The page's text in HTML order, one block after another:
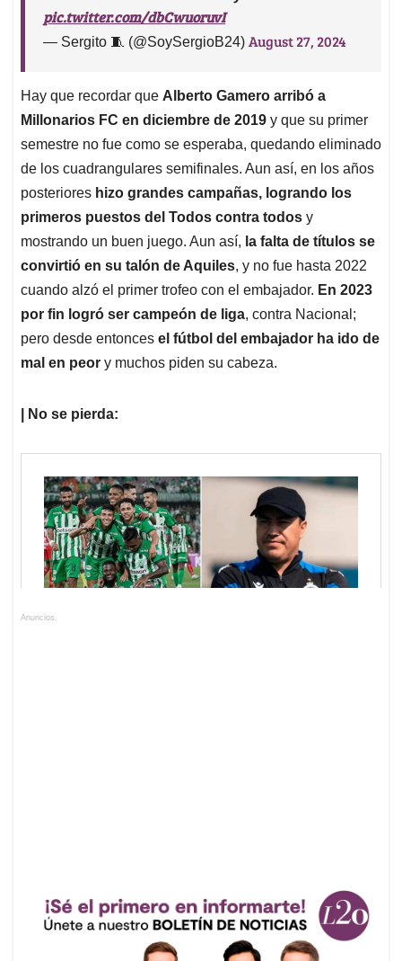
pic.twitter.com/dbCwuoruvI
— Sergito 🧵 (@SoySergioB24) August 27, 2024
Hay que recordar que Alberto Gamero arribó a
Millonarios FC en diciembre de 2019 y que su primer
semestre no fue como se esperaba, quedando eliminado
de los cuadrangulares semifinales. Aun así, en los años
posteriores hizo grandes campañas, logrando los
primeros puestos del Todos contra todos y
mostrando un buen juego. Aun así, la falta de títulos se
convirtió en su talón de Aquiles, y no fue hasta 2022
cuando alzó el primer trofeo con el embajador. En 2023
por fin logró ser campeón de liga, contra Nacional;
pero desde entonces el fútbol del embajador ha ido de
mal en peor y muchos piden su cabeza.
| No se pierda:
Anuncios.